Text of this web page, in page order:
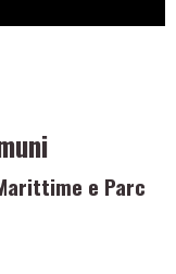
e Parc